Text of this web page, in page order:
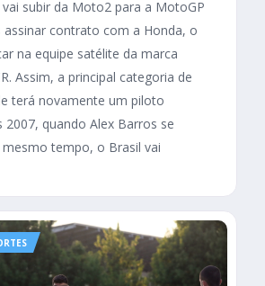
subir da Moto2 para a MotoGP
assinar contrato com a Honda, o
na equipe satélite da marca
Assim, a principal categoria de
terá novamente um piloto
2007, quando Alex Barros se
tempo, o Brasil vai